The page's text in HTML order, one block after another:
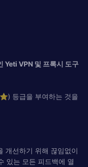
Yeti VPN 및 프록시 도구
등급을 부여하는 것을
개선하기 위해 끊임없이
있는 모든 피드백에 열